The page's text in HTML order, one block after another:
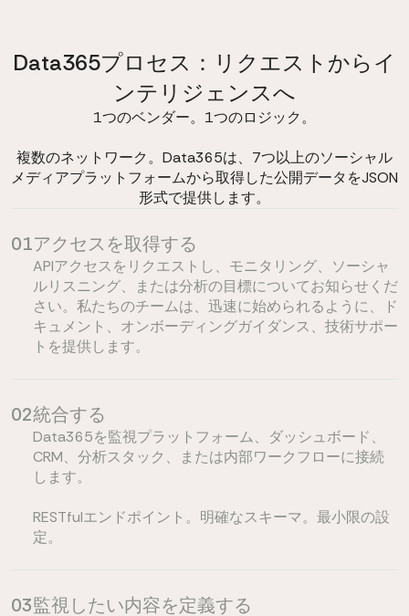
Data365プロセス：リクエストからイ
ンテリジェンスへ
1つのベンダー。1つのロジック。
複数のネットワーク。Data365は、7つ以上のソーシャル
メディアプラットフォームから取得した公開データをJSON
形式で提供します。
01アクセスを取得する
APIアクセスをリクエストし、モニタリング、ソーシャ
ルリスニング、または分析の目標についてお知らせくだ
さい。私たちのチームは、迅速に始められるように、ド
キュメント、オンボーディングガイダンス、技術サポー
トを提供します。
02統合する
Data365を監視プラットフォーム、ダッシュボード、
CRM、分析スタック、または内部ワークフローに接続
します。
RESTfulエンドポイント。明確なスキーマ。最小限の設
定。
03監視したい内容を定義する